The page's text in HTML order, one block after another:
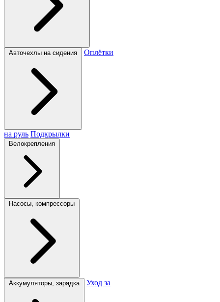
Авточехлы на сидения Оплётки
на руль Подкрылки
Велокрепления
Насосы, компрессоры
Аккумуляторы, зарядка Уход за